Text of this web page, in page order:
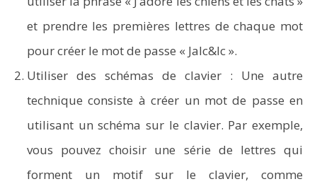
et prendre les premières lettres de chaque mot
pour créer le mot de passe « Jalc&lc ».
Utiliser des schémas de clavier : Une autre
technique consiste à créer un mot de passe en
utilisant un schéma sur le clavier. Par exemple,
vous pouvez choisir une série de lettres qui
forment un motif sur le clavier, comme